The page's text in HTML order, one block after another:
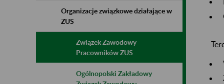
Organizacje związkowe działające w
ZUS
Związek Zawodowy
Pracowników ZUS
Ogólnopolski Zakładowy